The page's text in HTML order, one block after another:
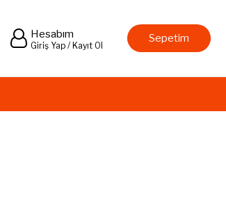
Hesabım
Giriş Yap / Kayıt Ol
Sepetim